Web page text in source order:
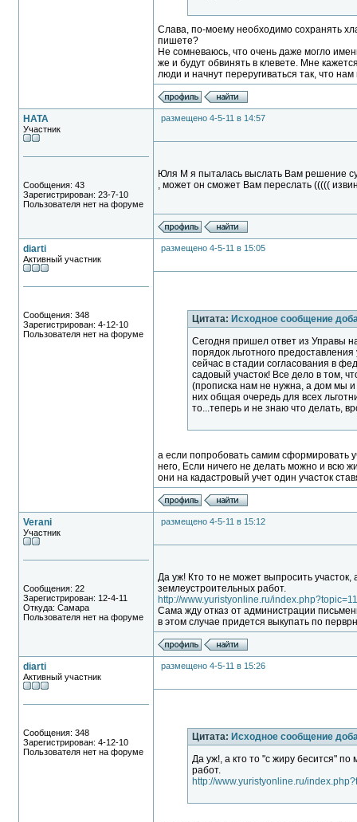
Слава, по-моему необходимо сохранять
пишете?
Не сомневаюсь, что очень даже могло
же и будут обвинять в клевете. Мне
люди и начнут переругиваться так, что
НАТА
Участник
Сообщения: 43
Зарегистрирован: 23-7-10
Пользователя нет на форуме
размещено 4-5-11 в 14:57
Юля М я пыталась выслать Вам решение
, может он сможет Вам переслать (((((
diarti
Активный участник
Сообщения: 348
Зарегистрирован: 4-12-10
Пользователя нет на форуме
размещено 4-5-11 в 15:05
Цитата: Исходное сообщение
Сегодня пришел ответ из Управы
порядок льготного
сейчас в стадии согласования в
садовый участок! Все дело в том,
(прописка нам не нужна, а дом мы и
них общая очередь для всех
то...теперь и не знаю что делать,
а если попробовать самим сформировать
него, Если ничего не делать можно и всю
они на кадастровый учет один участок
Verani
Участник
Сообщения: 22
Зарегистрирован: 12-4-11
Откуда: Самара
Пользователя нет на форуме
размещено 4-5-11 в 15:12
Да уж! Кто то не может выпросить
землеустроительных работ.
http://www.yuristyonline.ru/
Сама жду отказ от администрации
в этом случае придется выкупать по
diarti
Активный участник
Сообщения: 348
Зарегистрирован: 4-12-10
Пользователя нет на форуме
размещено 4-5-11 в 15:26
Цитата: Исходное сообщение
Да уж!, а кто то "с жиру бесится"
работ.
http://www.yuristyonline.ru/